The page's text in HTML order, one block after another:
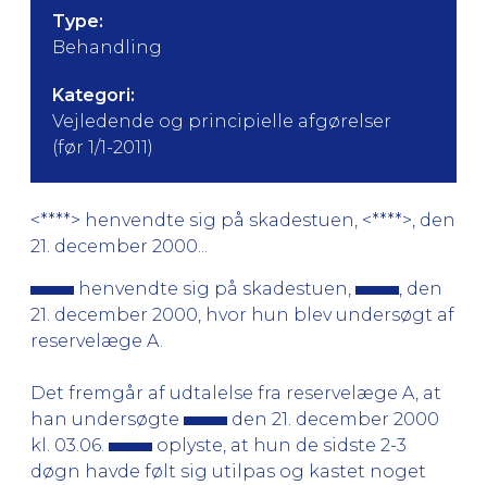
Type:
Behandling
Kategori:
Vejledende og principielle afgørelser
(før 1/1-2011)
<****> henvendte sig på skadestuen, <****>, den
21. december 2000...
henvendte sig på skadestuen,
, den
21. december 2000, hvor hun blev undersøgt af
reservelæge A.
Det fremgår af udtalelse fra reservelæge A, at
han undersøgte
den 21. december 2000
kl. 03.06.
oplyste, at hun de sidste 2-3
døgn havde følt sig utilpas og kastet noget